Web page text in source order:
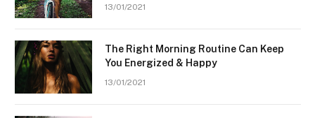
13/01/2021
The Right Morning Routine Can Keep
You Energized & Happy
13/01/2021